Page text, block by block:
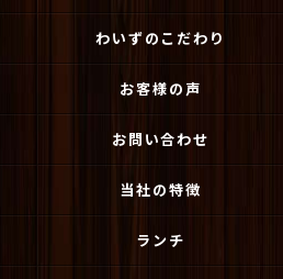
わいずのこだわり
お客様の声
お問い合わせ
当社の特徴
ランチ